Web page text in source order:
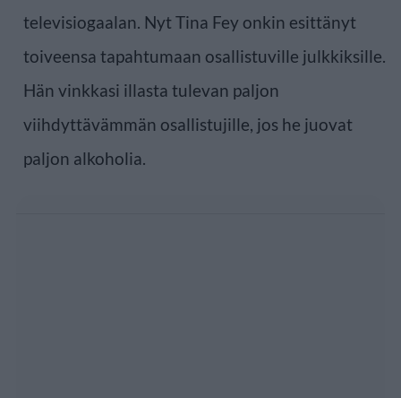
televisiogaalan. Nyt Tina Fey onkin esittänyt
toiveensa tapahtumaan osallistuville julkkiksille.
Hän vinkkasi illasta tulevan paljon
viihdyttävämmän osallistujille, jos he juovat
paljon alkoholia.